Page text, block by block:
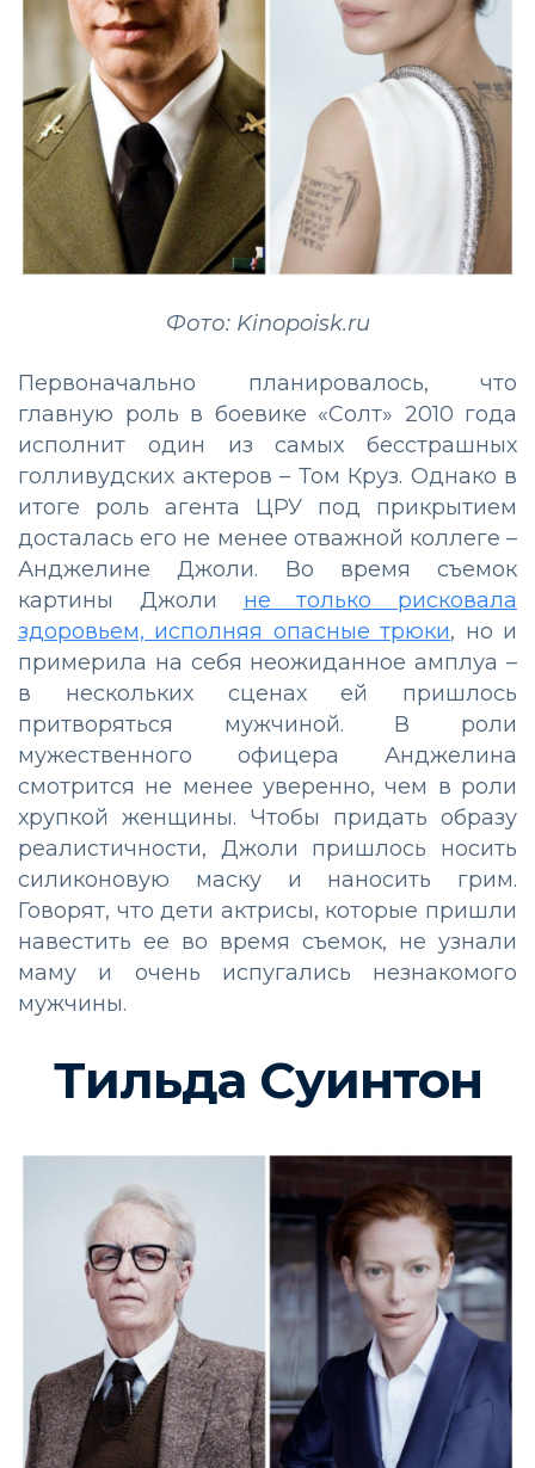
Фото: Kinopoisk.ru
Первоначально планировалось, что
главную роль в боевике «Солт» 2010 года
исполнит один из самых бесстрашных
голливудских актеров – Том Круз. Однако в
итоге роль агента ЦРУ под прикрытием
досталась его не менее отважной коллеге –
Анджелине Джоли. Во время съемок
картины Джоли не только рисковала
здоровьем, исполняя опасные трюки, но и
примерила на себя неожиданное амплуа –
в нескольких сценах ей пришлось
притворяться мужчиной. В роли
мужественного офицера Анджелина
смотрится не менее уверенно, чем в роли
хрупкой женщины. Чтобы придать образу
реалистичности, Джоли пришлось носить
силиконовую маску и наносить грим.
Говорят, что дети актрисы, которые пришли
навестить ее во время съемок, не узнали
маму и очень испугались незнакомого
мужчины.
Тильда Суинтон